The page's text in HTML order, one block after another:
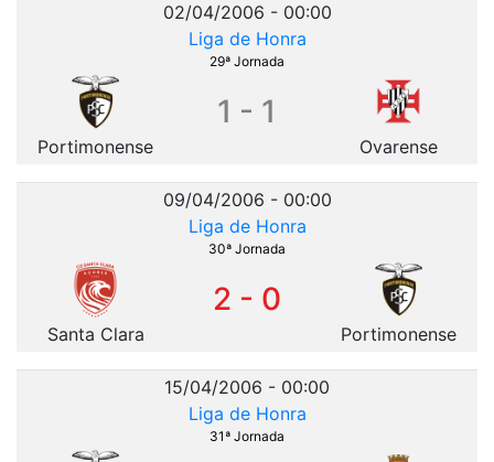
02/04/2006 - 00:00
Liga de Honra
29ª Jornada
Portimonense
1 - 1
Ovarense
09/04/2006 - 00:00
Liga de Honra
30ª Jornada
Santa Clara
2 - 0
Portimonense
15/04/2006 - 00:00
Liga de Honra
31ª Jornada